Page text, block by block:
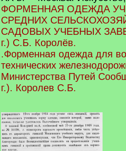
ФОРМЕННАЯ ОДЕЖДА
СРЕДНИХ
САДОВЫХ УЧЕБНЫХ
г.) С.Б. Королёв.
.Форменная одежда для
технических
Министерства Путей
г.). Королев С.Б.